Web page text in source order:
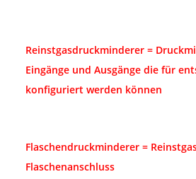
Reinstgasdruckminderer =
Eingänge und Ausgänge die für
konfiguriert werden können
Flaschendruckminderer =
Flaschenanschluss